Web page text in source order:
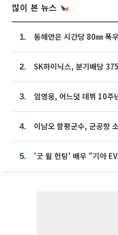
많이 본 뉴스
1.
2.
3.
4. 이남오 함평군수, 군공항
5.